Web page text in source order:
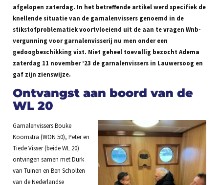
afgelopen zaterdag. In het betreffende artikel werd specifiek de
knellende situatie van de garnalenvissers genoemd in de
stikstofproblematiek voortvloeiend uit de aan te vragen Wnb-
vergunning voor garnalenvisserij nu men onder een
gedoogbeschikking vist. Niet geheel toevallig bezocht Adema
zaterdag 11 november ’23 de garnalenvissers in Lauwersoog en
gaf zijn zienswijze.
Ontvangst aan boord van de
WL 20
Garnalenvissers Bouke
Koornstra (WON 50), Peter en
Tiede Visser (beide WL 20)
ontvingen samen met Durk
van Tuinen en Ben Scholten
van de Nederlandse